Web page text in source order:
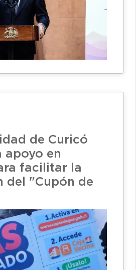
de Curicó
apoyo en
facilitar la
del "Cupón de